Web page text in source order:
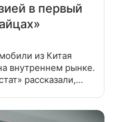
в первый
из Китая
внутреннем рынке.
рассказали,